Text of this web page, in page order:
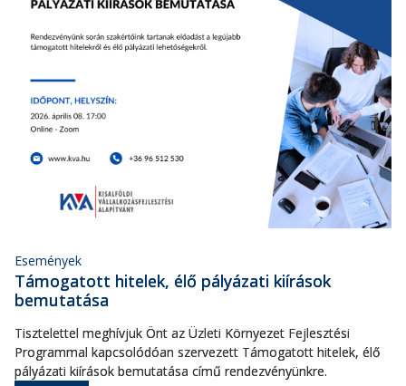
Események
Támogatott hitelek, élő pályázati kiírások
bemutatása
Tisztelettel meghívjuk Önt az Üzleti Környezet Fejlesztési
Programmal kapcsolódóan szervezett Támogatott hitelek, élő
pályázati kiírások bemutatása című rendezvényünkre.